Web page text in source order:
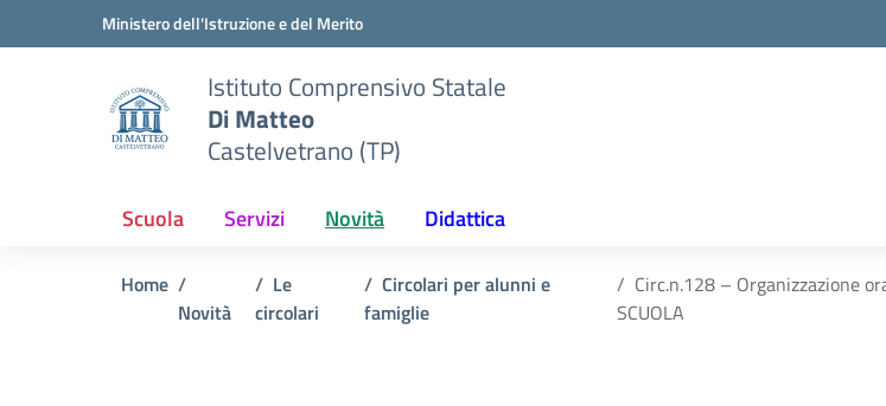
Vai ai contenuti
Vai al menu di navigazioneMinistero dell'Istruzione e del Merito
Istituto Comprensivo Statale
Di Matteo
Castelvetrano (TP)
Scuola Servizi Novità Didattica
Home
Novità
Le
circolari
Circolari per alunni e
famiglie
Circ.n.128 – Organizzazione
SCUOLA